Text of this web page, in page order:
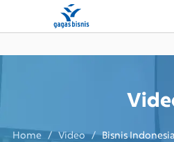
Home / Video /Bisnis